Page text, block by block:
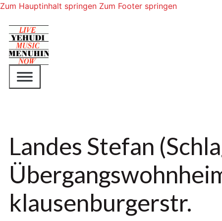
Zum Hauptinhalt springen Zum Footer springen
Landes Stefan
klausenburgerstr.